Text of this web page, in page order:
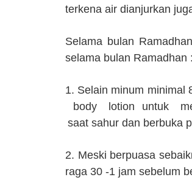
terkena air dianjurkan
Selama bulan
selama bulan Ramadhan :
1. Selain minum minimal
body
lotion untuk
saat sahur dan berbuka
2. Meski berpuasa
raga 30 -1 jam sebelum